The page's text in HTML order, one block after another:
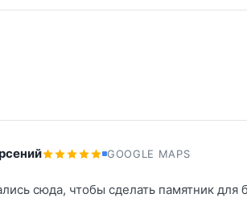
GOOGLE MAPS
сюда, чтобы сделать памятник для